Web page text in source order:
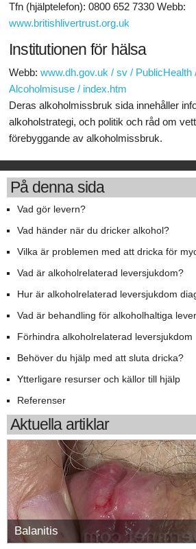
Tfn (hjälptelefon): 0800 652 7330 Webb:
www.britishlivertrust.org.uk
Institutionen för hälsa
Webb: www.dh.gov.uk / sv /
Alcoholmisuse / index.htm
Deras alkoholmissbruk sida innehåller
alkoholstrategi, och politik och råd om
förebyggande av alkoholmissbruk.
På denna sida
Vad gör levern?
Vad händer när du dricker alkohol?
Vilka är problemen med att dricka för
Vad är alkoholrelaterad leversjukdom?
Hur är alkoholrelaterad leversjukdom
Vad är behandling för alkoholhaltiga
Förhindra alkoholrelaterad leversjukdom
Behöver du hjälp med att sluta dricka?
Ytterligare resurser och källor till hjälp
Referenser
Aktuella artiklar
Balanitis